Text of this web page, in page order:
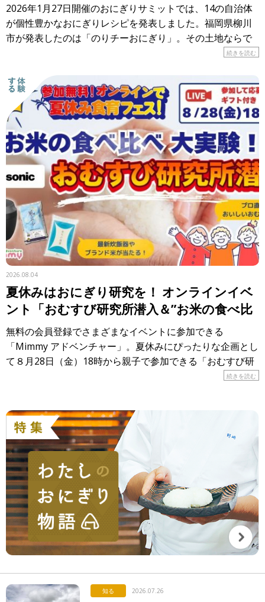
2026年1月27日開催のおにぎりサミットでは、14の自治体
が個性豊かなおにぎりレシピを発表しました。福岡県柳川
市が発表したのは「のりチーおにぎり」。その土地ならで
はの食材や工夫に注目しながら、レシピを紹介します。 &n
続きを読む
2026.08.04
夏休みはおにぎり研究を！ オンラインイベ
ント「おむすび研究所潜入＆”お米の食べ比
べ”大実験！」
無料の会員登録でさまざまなイベントに参加できる
「Mimmy アドベンチャー」。夏休みにぴったりな企画とし
て８月28日（金）18時から親子で参加できる「おむすび研
究所潜入＆”お米の食べ比べ”大実験！」が開催されます！
続きを読む
知る 2026.07.26